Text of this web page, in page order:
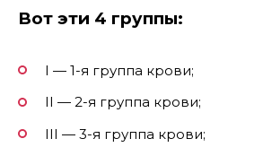
Вот эти 4 группы:
I — 1-я группа крови;
II — 2-я группа крови;
III — 3-я группа крови;